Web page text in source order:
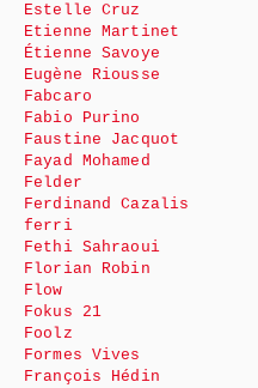
Estelle Cruz
Etienne Martinet
Étienne Savoye
Eugène Riousse
Fabcaro
Fabio Purino
Faustine Jacquot
Fayad Mohamed
Felder
Ferdinand Cazalis
ferri
Fethi Sahraoui
Florian Robin
Flow
Fokus 21
Foolz
Formes Vives
François Hédin